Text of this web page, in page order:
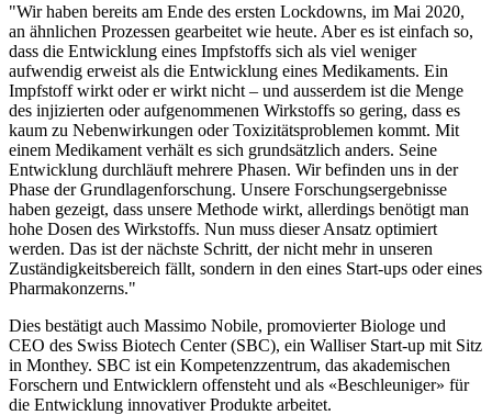
"Wir haben bereits am Ende des ersten Lockdowns, im Mai 2020,
an ähnlichen Prozessen gearbeitet wie heute. Aber es ist einfach so,
dass die Entwicklung eines Impfstoffs sich als viel weniger
aufwendig erweist als die Entwicklung eines Medikaments. Ein
Impfstoff wirkt oder er wirkt nicht – und ausserdem ist die Menge
des injizierten oder aufgenommenen Wirkstoffs so gering, dass es
kaum zu Nebenwirkungen oder Toxizitätsproblemen kommt. Mit
einem Medikament verhält es sich grundsätzlich anders. Seine
Entwicklung durchläuft mehrere Phasen. Wir befinden uns in der
Phase der Grundlagenforschung. Unsere Forschungsergebnisse
haben gezeigt, dass unsere Methode wirkt, allerdings benötigt man
hohe Dosen des Wirkstoffs. Nun muss dieser Ansatz optimiert
werden. Das ist der nächste Schritt, der nicht mehr in unseren
Zuständigkeitsbereich fällt, sondern in den eines Start-ups oder eines
Pharmakonzerns."
Dies bestätigt auch Massimo Nobile, promovierter Biologe und
CEO des Swiss Biotech Center (SBC), ein Walliser Start-up mit Sitz
in Monthey. SBC ist ein Kompetenzzentrum, das akademischen
Forschern und Entwicklern offensteht und als «Beschleuniger» für
die Entwicklung innovativer Produkte arbeitet.